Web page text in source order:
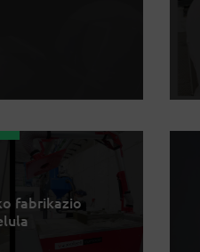
fabrikazio